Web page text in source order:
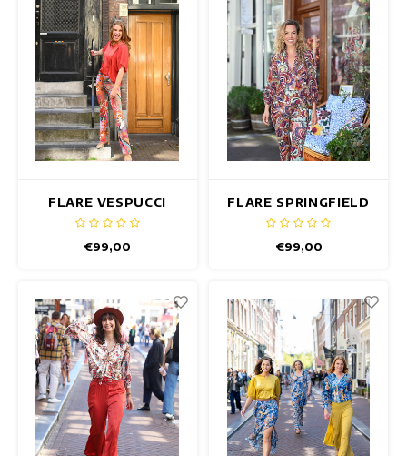
FLARE VESPUCCI
BROEK
€99,00
FLARE SPRINGFIELD
BROEK
€99,00